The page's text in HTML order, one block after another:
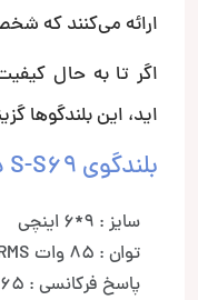
ارائه می‌کنند که
اگر تا به حال
اید، این بلندگوها
بلندگوی S-S69 در یک نگاه
سایز : 9*6 اینچی
توان : 85 وات RMS و حداکثر 260 وات
پاسخ فرکانسی : 65 تا 22KHZ